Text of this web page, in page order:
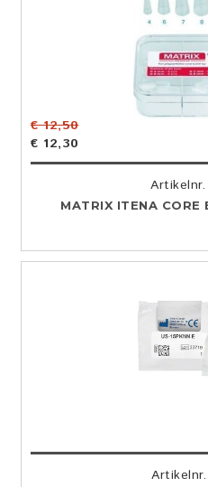
€ 12,50
€ 12,30
MATRIX ITENA CORE